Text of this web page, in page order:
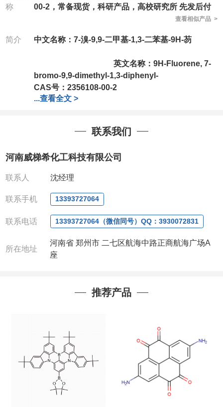
称
00-2，常备现货，科研产品，高校研究所 先发后付
查看相似产品 >
简介 中文名称：7-溴-9,9-二甲基-1,3-二苯基-9H-芴
英文名称：9H-Fluorene, 7-
bromo-9,9-dimethyl-1,3-diphenyl-
CAS号：2356108-00-2
分子式：C27H21Br
公司拥有一批长期从事精细化学品开发和生产的高级
技术人员，以及设备齐全的研发实验室和中试车间，
产品详细价格、规格等请直接联系：
联系人：杨经理
微信：13393727064， QQ：3930072831 (欢迎致
公司对高校和国家科研机构可以先发货和开票后再付
系。出现质量问题，全额退款，并承担所有运费，欢
迎来电咨询相关产品，具体价格和优惠请联系或电
梯希）,会让您事半功倍!!!
...查看全文 >
联系我们
河南威梯希化工科技有限公司
联系人 沈经理
联系手机 13393727064
联系电话 13393727064（微信同号）QQ：3930072831
所在地址
河南省 郑州市 二七区航海中路正商航海广场A
座
推荐产品